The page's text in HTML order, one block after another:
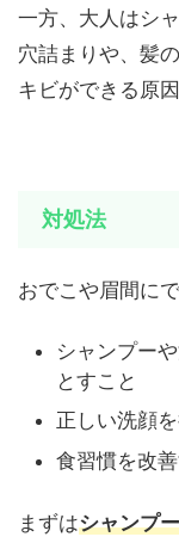
一方、大人はシ
穴詰まりや、髪
キビができる原
対処法
おでこや眉間に
シャンプー
とすこと
正しい洗顔
食習慣を改
まずはシャンプ